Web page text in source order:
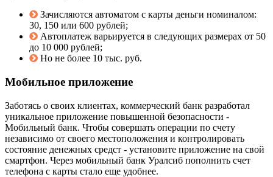
Зачисляются автоматом с карты деньги номиналом:
30, 150 или 600 рублей;
Автоплатеж варьируется в следующих размерах от 50
до 10 000 рублей;
Но не более 10 тыс. руб.
Мобильное приложение
Заботясь о своих клиентах, коммерческий банк разработал
уникальное приложение повышенной безопасности -
Мобильный банк. Чтобы совершать операции по счету
независимо от своего местоположения и контролировать
состояние денежных средст - установите приложение на свой
смартфон. Через мобильный банк Уралсиб пополнить счет
телефона с карты стало еще удобнее.